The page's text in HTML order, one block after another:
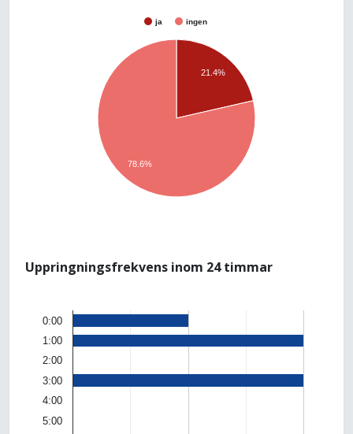
ja ingen
21.4%
78.6%
Uppringningsfrekvens inom 24 timmar
0:00
1:00
2:00
3:00
4:00
5:00